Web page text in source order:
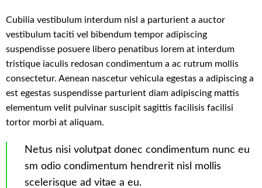
Cubilia vestibulum interdum nisl a parturient a auctor
vestibulum taciti vel bibendum tempor adipiscing
suspendisse posuere libero penatibus lorem at interdum
tristique iaculis redosan condimentum a ac rutrum mollis
consectetur. Aenean nascetur vehicula egestas a adipiscing a
est egestas suspendisse parturient diam adipiscing mattis
elementum velit pulvinar suscipit sagittis facilisis facilisi
tortor morbi at aliquam.
Netus nisi volutpat donec condimentum nunc eu
sm odio condimentum hendrerit nisl mollis
scelerisque ad vitae a eu.